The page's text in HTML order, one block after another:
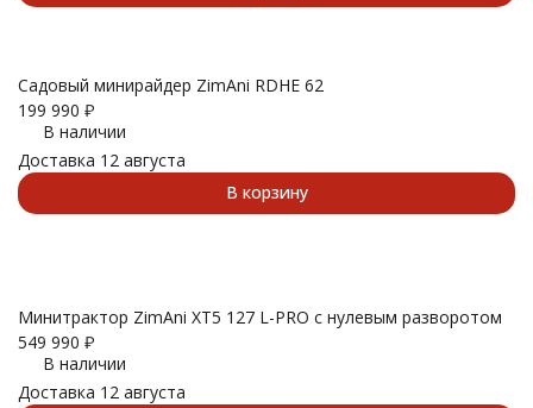
Садовый минирайдер ZimAni RDHE 62
199 990 ₽
В наличии
Доставка 12 августа
В корзину
Минитрактор ZimAni XT5 127 L-PRO с нулевым разворотом
549 990 ₽
В наличии
Доставка 12 августа